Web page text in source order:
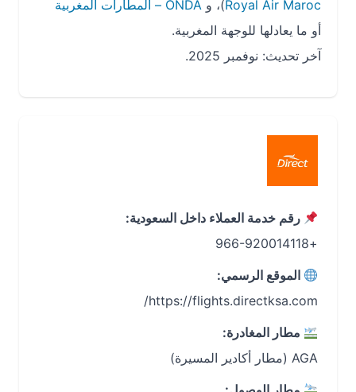
Royal Air Maroc)، وONDA – المطارات المغربية
أو ما يعادلها للوجهة المغربية.
آخر تحديث: نوفمبر 2025.
رقم خدمة العملاء داخل السعودية:
الموقع الرسمي:
https://flights.directksa.com/
مطار المغادرة: